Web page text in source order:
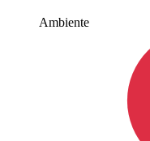
Ambiente